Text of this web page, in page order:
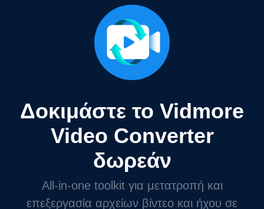
Δοκιμάστε το Vidmore
Video Converter
δωρεάν
All-in-one toolkit για μετατροπή και
επεξεργασία αρχείων βίντεο και ήχου σε